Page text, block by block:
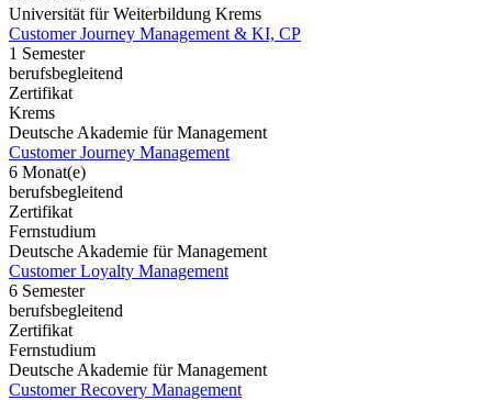
Universität für Weiterbildung Krems
Customer Journey Management & KI, CP
1 Semester
berufsbegleitend
Zertifikat
Krems
Deutsche Akademie für Management
Customer Journey Management
6 Monat(e)
berufsbegleitend
Zertifikat
Fernstudium
Deutsche Akademie für Management
Customer Loyalty Management
6 Semester
berufsbegleitend
Zertifikat
Fernstudium
Deutsche Akademie für Management
Customer Recovery Management